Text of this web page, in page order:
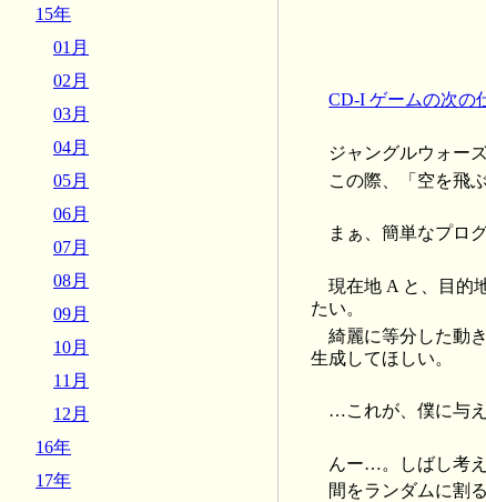
CD-I ゲームの次の
ジャングルウォー
この際、「空を飛
まぁ、簡単なプロ
現在地 A と、目的
たい。
綺麗に等分した動
生成してほしい。
…これが、僕に与
んー…。しばし考え
間をランダムに割
15年
01月
02月
03月
04月
05月
06月
07月
08月
09月
10月
11月
12月
16年
17年